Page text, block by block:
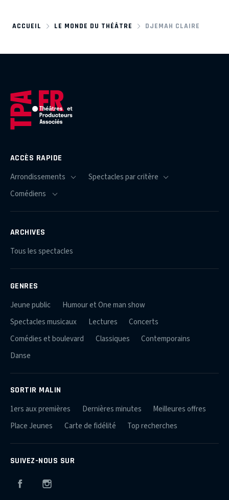
ACCUEIL LE MONDE DU THÉÂTRE DJEMAH CLAIRE
ACCÈS RAPIDE
ARCHIVES
Tous les spectacles
GENRES
Jeune public
Humour et One man show
Spectacles musicaux
Lectures
Concerts
Comédies et boulevard
Classiques
Contemporains
Danse
SORTIR MALIN
1ers aux premières Dernières minutes
Meilleures offres
Place Jeunes
Carte de fidélité Top recherches
SUIVEZ-NOUS SUR
Facebook